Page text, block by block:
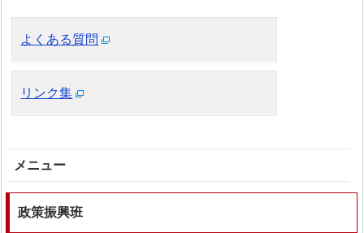
よくある質問
リンク集
メニュー
政策振興班